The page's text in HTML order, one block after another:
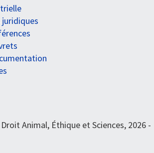
Animal, Éthique et Sciences, 2026 -